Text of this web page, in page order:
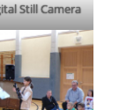
Still Camera